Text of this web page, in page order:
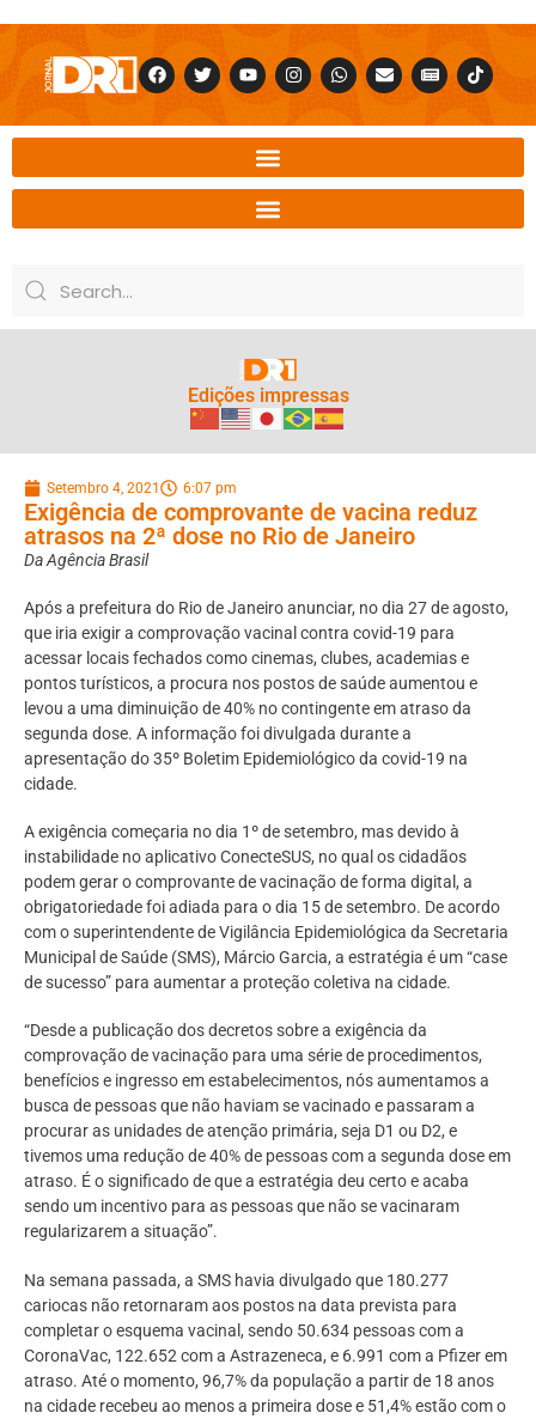
Edições impressas
Setembro 4, 2021 6:07 pm
Exigência de comprovante de vacina reduz
atrasos na 2ª dose no Rio de Janeiro
Da Agência Brasil
Após a prefeitura do Rio de Janeiro anunciar, no dia 27 de agosto,
que iria exigir a comprovação vacinal contra covid-19 para
acessar locais fechados como cinemas, clubes, academias e
pontos turísticos, a procura nos postos de saúde aumentou e
levou a uma diminuição de 40% no contingente em atraso da
segunda dose. A informação foi divulgada durante a
apresentação do 35º Boletim Epidemiológico da covid-19 na
cidade.
A exigência começaria no dia 1º de setembro, mas devido à
instabilidade no aplicativo ConecteSUS, no qual os cidadãos
podem gerar o comprovante de vacinação de forma digital, a
obrigatoriedade foi adiada para o dia 15 de setembro. De acordo
com o superintendente de Vigilância Epidemiológica da Secretaria
Municipal de Saúde (SMS), Márcio Garcia, a estratégia é um “case
de sucesso” para aumentar a proteção coletiva na cidade.
“Desde a publicação dos decretos sobre a exigência da
comprovação de vacinação para uma série de procedimentos,
benefícios e ingresso em estabelecimentos, nós aumentamos a
busca de pessoas que não haviam se vacinado e passaram a
procurar as unidades de atenção primária, seja D1 ou D2, e
tivemos uma redução de 40% de pessoas com a segunda dose em
atraso. É o significado de que a estratégia deu certo e acaba
sendo um incentivo para as pessoas que não se vacinaram
regularizarem a situação”.
Na semana passada, a SMS havia divulgado que 180.277
cariocas não retornaram aos postos na data prevista para
completar o esquema vacinal, sendo 50.634 pessoas com a
CoronaVac, 122.652 com a Astrazeneca, e 6.991 com a Pfizer em
atraso. Até o momento, 96,7% da população a partir de 18 anos
na cidade recebeu ao menos a primeira dose e 51,4% estão com o